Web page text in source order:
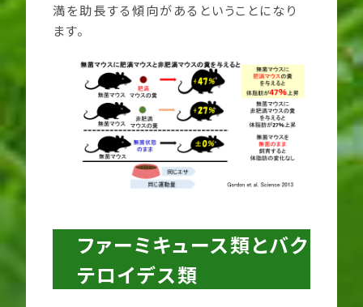
満を助長する傾向があるということになり
ます。
ファーミキュース類とバク
テロイデス類